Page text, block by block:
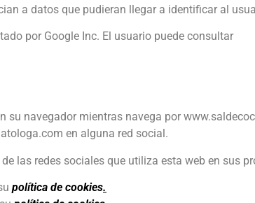
a datos que pudieran llegar a identificar al
por Google Inc. El usuario puede consultar
su navegador mientras navega por
en alguna red social.
las redes sociales que utiliza esta web en sus
política de cookies.